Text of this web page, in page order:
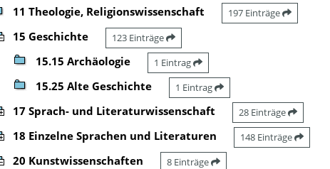
11 Theologie, Religionswissenschaft 197 Einträge
15 Geschichte 123 Einträge
15.15 Archäologie 1 Eintrag
15.25 Alte Geschichte 1 Eintrag
17 Sprach- und Literaturwissenschaft 28 Einträge
18 Einzelne Sprachen und Literaturen 148 Einträge
20 Kunstwissenschaften 8 Einträge